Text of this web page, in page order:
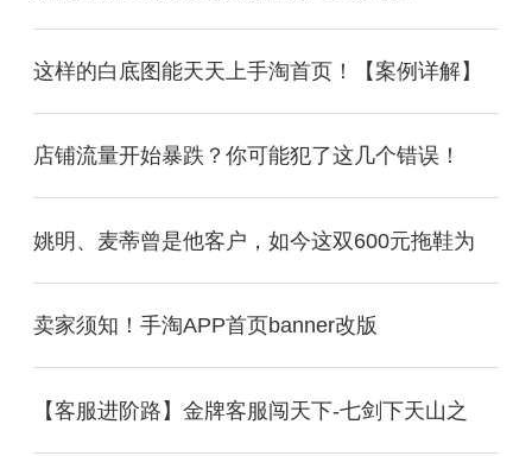
这样的白底图能天天上手淘首页！【案例详解】
店铺流量开始暴跌？你可能犯了这几个错误！
姚明、麦蒂曾是他客户，如今这双600元拖鞋为
卖家须知！手淘APP首页banner改版
【客服进阶路】金牌客服闯天下-七剑下天山之